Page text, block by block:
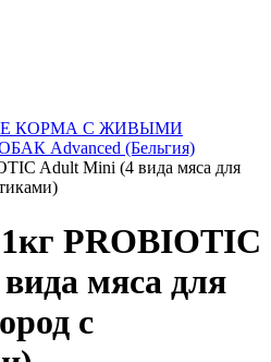
КОРМА С ЖИВЫМИ
Advanced (Бельгия)
Adult Mini (4 вида мяса для
PROBIOTIC
мяса для
с